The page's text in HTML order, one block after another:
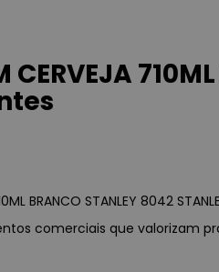
CERVEJA
710ML BRANCO STANLEY
comerciais que valorizam